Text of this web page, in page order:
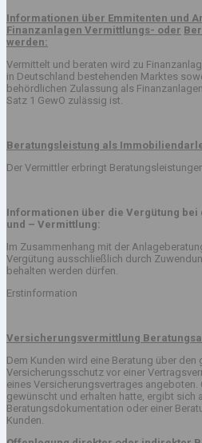
Informationen über Emmitenten und
Finanzanlagen Vermittlungs- oder
werden:
Vermittelt und beraten wird zu
in Deutschland bestehenden Marktes
behördlichen Zulassung als
Satz 1 GewO zulässig ist.
Beratungsleistung als
Der Vermittler erbringt
Informationen über die Vergütung
und – Vermittlung:
Im Zusammenhang mit der
Vergütung ausschließlich durch
behalten werden dürfen.
Erstinformation
Versicherungsvermittlung
Dem Kunden wird eine Beratung über den
Versicherungsschutz vor einer
eines Versicherungsvertrages angeboten.
gewünscht und erhalten hatte, ergibt sich
Beratungsdokumentation oder einer
Kunden.